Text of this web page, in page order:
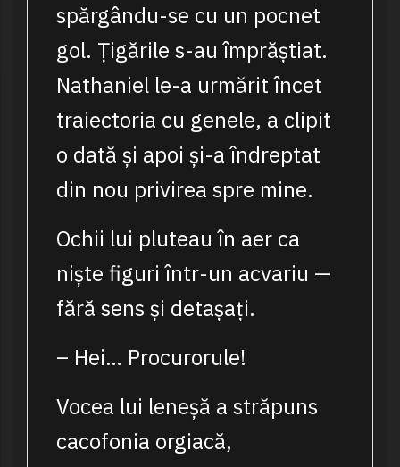
spărgându-se cu un pocnet
gol. Țigările s-au împrăștiat.
Nathaniel le-a urmărit încet
traiectoria cu genele, a clipit
o dată și apoi și-a îndreptat
din nou privirea spre mine.
Ochii lui pluteau în aer ca
niște figuri într-un acvariu —
fără sens și detașați.
– Hei… Procurorule!
Vocea lui leneșă a străpuns
cacofonia orgiacă,